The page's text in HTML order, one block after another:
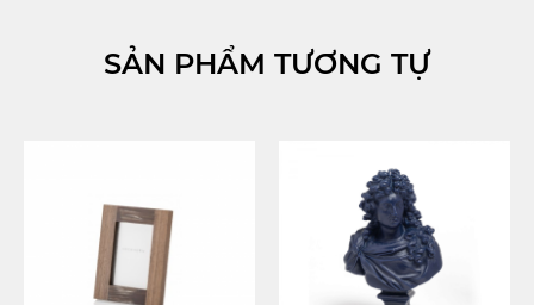
SẢN PHẨM TƯƠNG TỰ